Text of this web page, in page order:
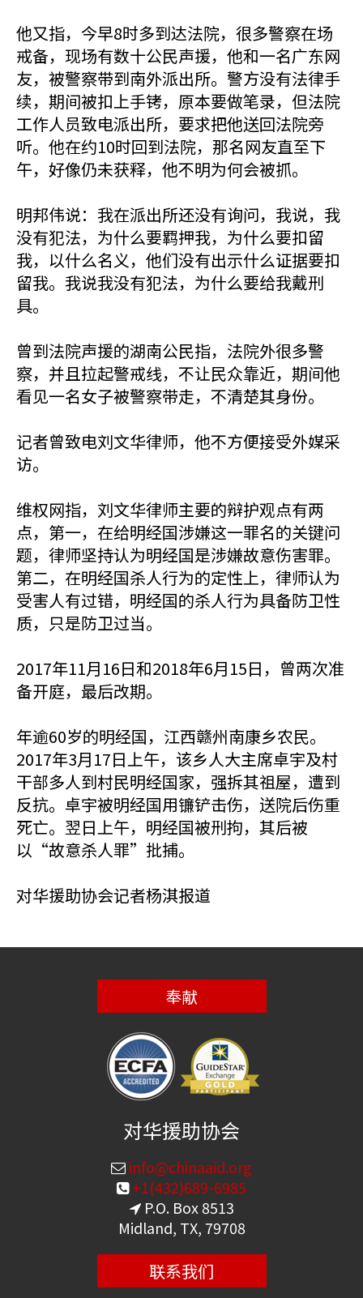
他又指，今早8时多到达法院，很多警察在场
戒备，现场有数十公民声援，他和一名广东网
友，被警察带到南外派出所。警方没有法律手
续，期间被扣上手铐，原本要做笔录，但法院
工作人员致电派出所，要求把他送回法院旁
听。他在约10时回到法院，那名网友直至下
午，好像仍未获释，他不明为何会被抓。
明邦伟说：我在派出所还没有询问，我说，我
没有犯法，为什么要羁押我，为什么要扣留
我，以什么名义，他们没有出示什么证据要扣
留我。我说我没有犯法，为什么要给我戴刑
具。
曾到法院声援的湖南公民指，法院外很多警
察，并且拉起警戒线，不让民众靠近，期间他
看见一名女子被警察带走，不清楚其身份。
记者曾致电刘文华律师，他不方便接受外媒采
访。
维权网指，刘文华律师主要的辩护观点有两
点，第一，在给明经国涉嫌这一罪名的关键问
题，律师坚持认为明经国是涉嫌故意伤害罪。
第二，在明经国杀人行为的定性上，律师认为
受害人有过错，明经国的杀人行为具备防卫性
质，只是防卫过当。
2017年11月16日和2018年6月15日，曾两次准
备开庭，最后改期。
年逾60岁的明经国，江西赣州南康乡农民。
2017年3月17日上午，该乡人大主席卓宇及村
干部多人到村民明经国家，强拆其祖屋，遭到
反抗。卓宇被明经国用镰铲击伤，送院后伤重
死亡。翌日上午，明经国被刑拘，其后被
以“故意杀人罪”批捕。
对华援助协会记者杨淇报道
奉献
对华援助协会
info@chinaaid.org
+1(432)689-6985
P.O. Box 8513
Midland, TX, 79708
联系我们